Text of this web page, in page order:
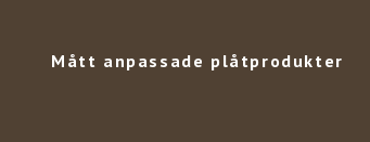
Mått anpassade plåtprodukter